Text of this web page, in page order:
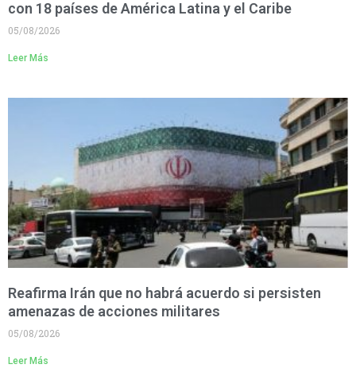
con 18 países de América Latina y el Caribe
05/08/2026
Leer Más
Reafirma Irán que no habrá acuerdo si persisten
amenazas de acciones militares
05/08/2026
Leer Más